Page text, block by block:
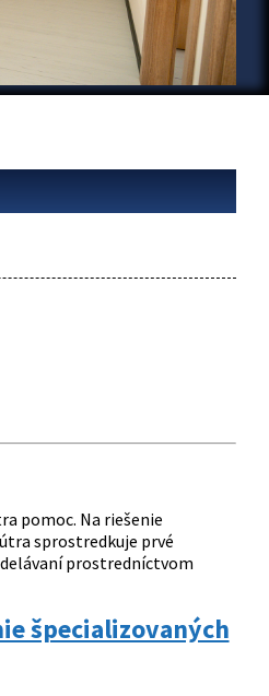
pomoc. Na riešenie
sprostredkuje prvé
prostredníctvom
špecializovaných